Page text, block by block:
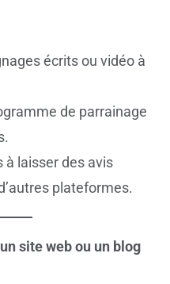
écrits ou vidéo à
de parrainage
à laisser des avis
plateformes.
site web ou un blog